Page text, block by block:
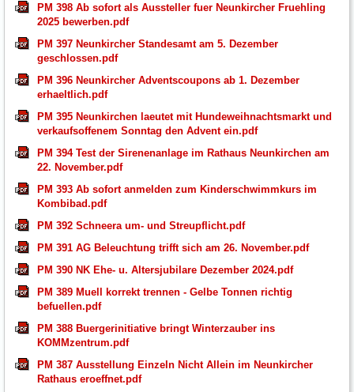
PM 398 Ab sofort als Aussteller fuer Neunkircher Fruehling
2025 bewerben.pdf
PM 397 Neunkircher Standesamt am 5. Dezember
geschlossen.pdf
PM 396 Neunkircher Adventscoupons ab 1. Dezember
erhaeltlich.pdf
PM 395 Neunkirchen laeutet mit Hundeweihnachtsmarkt und
verkaufsoffenem Sonntag den Advent ein.pdf
PM 394 Test der Sirenenanlage im Rathaus Neunkirchen am
22. November.pdf
PM 393 Ab sofort anmelden zum Kinderschwimmkurs im
Kombibad.pdf
PM 392 Schneera um- und Streupflicht.pdf
PM 391 AG Beleuchtung trifft sich am 26. November.pdf
PM 390 NK Ehe- u. Altersjubilare Dezember 2024.pdf
PM 389 Muell korrekt trennen - Gelbe Tonnen richtig
befuellen.pdf
PM 388 Buergerinitiative bringt Winterzauber ins
KOMMzentrum.pdf
PM 387 Ausstellung Einzeln Nicht Allein im Neunkircher
Rathaus eroeffnet.pdf